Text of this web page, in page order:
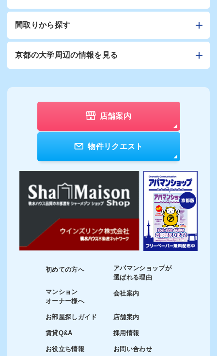
間取りから探す
京都の大学周辺の情報を見る
店舗案内
物件リクエスト
初めての方へ
マンション
オーナー様へ
お部屋探しガイド
賃貸Q&A
お役立ち情報
アパマンショップが
選ばれる理由
会社案内
店舗案内
採用情報
お問い合わせ